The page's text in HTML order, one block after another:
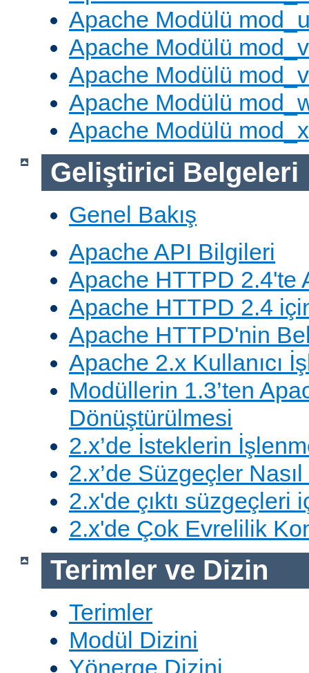
Apache Modülü
Apache Modülü
Apache Modülü
Apache Modülü
Apache Modülü
Geliştirici Belgeleri
Genel Bakış
Apache API Bilgileri
Apache HTTPD 2.4'te
Apache HTTPD 2.4
Apache HTTPD'nin
Apache 2.x Kullanıcı
Modüllerin 1.3’ten
Dönüştürülmesi
2.x’de İsteklerin
2.x’de Süzgeçler Nasıl
2.x'de çıktı süzgeçleri
2.x'de Çok Evrelilik
Terimler ve Dizin
Terimler
Modül Dizini
Yönerge Dizini